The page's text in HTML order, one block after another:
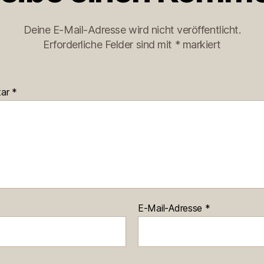
Deine E-Mail-Adresse wird nicht veröffentlicht.
Erforderliche Felder sind mit * markiert
*
E-Mail-Adresse *